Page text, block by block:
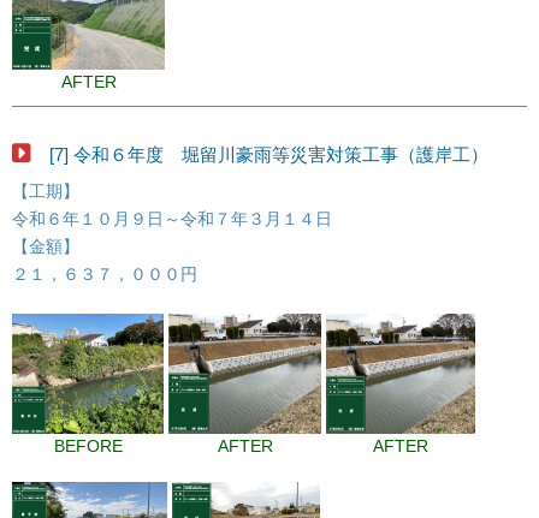
AFTER
[7] 令和６年度 堀留川豪雨等災害対策工事（護岸工）
【工期】
令和６年１０月９日～令和７年３月１４日
【金額】
２１，６３７，０００円
BEFORE AFTER AFTER